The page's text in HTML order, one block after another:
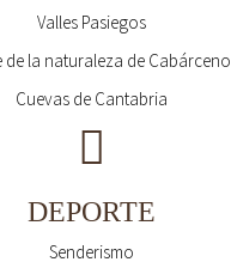
Valles Pasiegos
de la naturaleza de Cabárceno
Cuevas de Cantabria
DEPORTE
Senderismo